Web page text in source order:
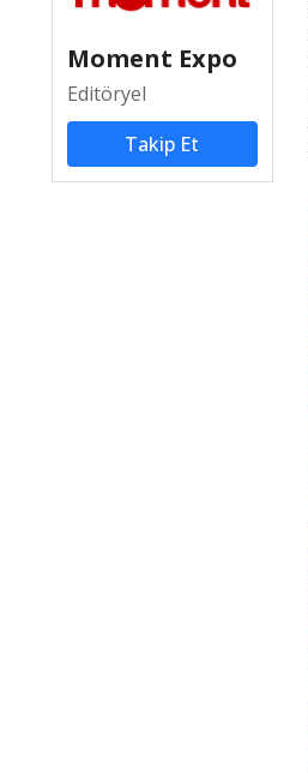
Moment Expo
Editöryel
Takip Et